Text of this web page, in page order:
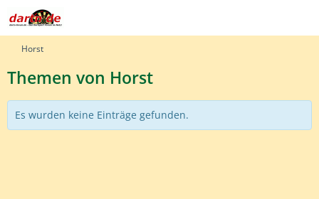
Horst
Themen von Horst
Es wurden keine Einträge gefunden.